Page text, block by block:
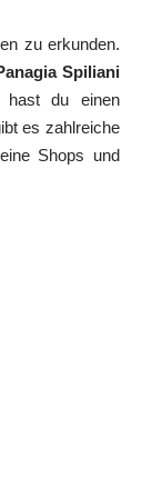
zu erkunden.
Spiliani
hast du einen
es zahlreiche
Shops und